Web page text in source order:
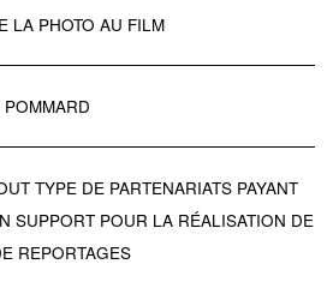
LA PHOTO AU FILM
TYPE DE PARTENARIATS PAYANT
SUPPORT POUR LA RÉALISATION DE
REPORTAGES